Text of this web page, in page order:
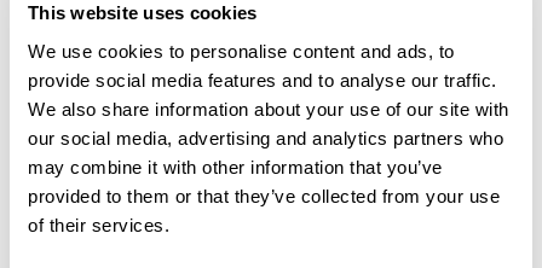
This website uses cookies
We use cookies to personalise content and ads, to
provide social media features and to analyse our traffic.
We also share information about your use of our site with
our social media, advertising and analytics partners who
may combine it with other information that you’ve
provided to them or that they’ve collected from your use
of their services.
per la raccolta di materiali riciclabili standard come carta,
vetro e plastica, ma spesso non pensa a tutti gli altri articoli
che potrebbero essere riciclati .Assicuratevi che la
vostra azienda ricicli tutto il possibilee incoraggiate i
vostri clientia farlo.
Considerate quanta energia
sprecate nella vostra